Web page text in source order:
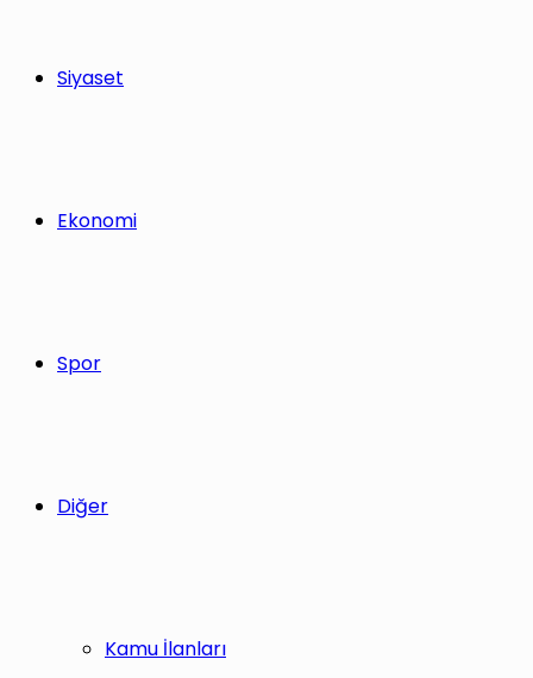
Siyaset
Ekonomi
Spor
Diğer
Kamu İlanları